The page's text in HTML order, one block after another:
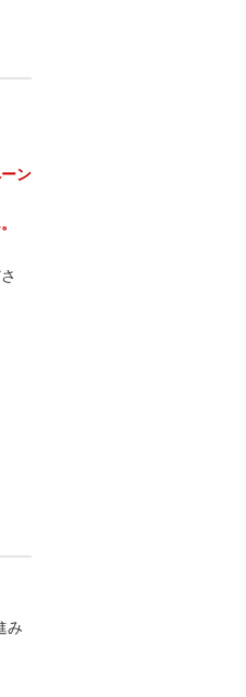
ン
み